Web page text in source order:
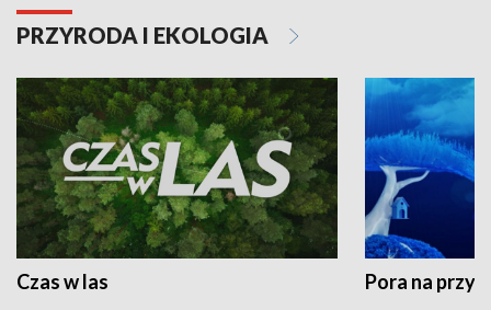
PRZYRODA I EKOLOGIA
Czas w las Pora na